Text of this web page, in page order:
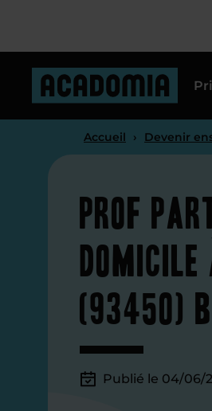
Accueil › Devenir
Prof
domicile
(93450)
Publié le 04/06/